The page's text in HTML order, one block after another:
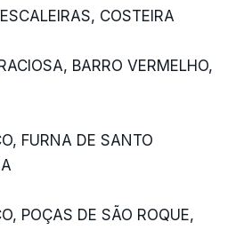
COSTEIRA
BARRO VERMELHO,
FURNA DE SANTO
POÇAS DE SÃO ROQUE,